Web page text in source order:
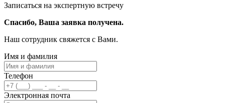
Записаться на экспертную встречу
Спасибо, Ваша заявка получена.
Наш сотрудник свяжется с Вами.
Имя и фамилия
Телефон
Электронная почта